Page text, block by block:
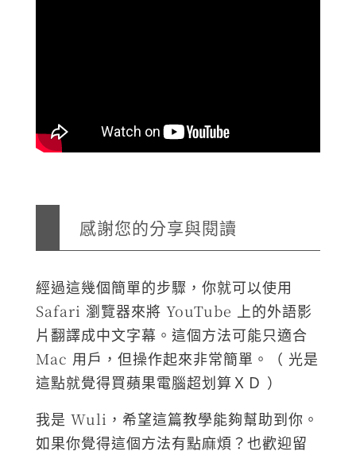
感謝您的分享與閱讀
經過這幾個簡單的步驟，你就可以使用
Safari 瀏覽器來將 YouTube 上的外語影
片翻譯成中文字幕。這個方法可能只適合
Mac 用戶，但操作起來非常簡單。（ 光是
這點就覺得買蘋果電腦超划算ＸＤ ）
我是 Wuli，希望這篇教學能夠幫助到你。
如果你覺得這個方法有點麻煩？也歡迎留